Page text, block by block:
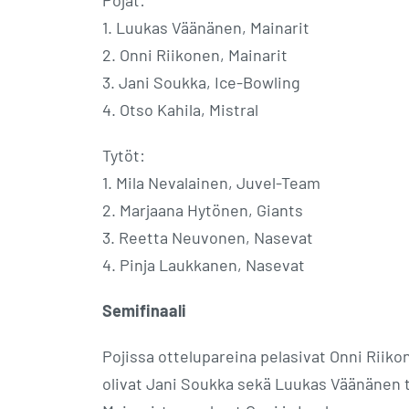
1. Luukas Väänänen, Mainarit
2. Onni Riikonen, Mainarit
3. Jani Soukka, Ice-Bowling
4. Otso Kahila, Mistral
Tytöt:
1. Mila Nevalainen, Juvel-Team
2. Marjaana Hytönen, Giants
3. Reetta Neuvonen, Nasevat
4. Pinja Laukkanen, Nasevat
Semifinaali
Pojissa ottelupareina pelasivat Onni
olivat Jani Soukka sekä Luukas